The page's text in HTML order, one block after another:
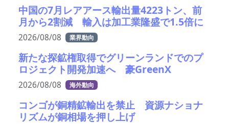
中国の7月レアアース輸出量4223トン、前
月から2割減 輸入は加工業隆盛で1.5倍に
2026/08/08 業界動向
新たな探鉱権取得でグリーンランドでのプ
ロジェクト開発加速へ 豪GreenX
2026/08/08 海外動向
コンゴが銅精鉱輸出を禁止 資源ナショナ
リズムが銅相場を押し上げ